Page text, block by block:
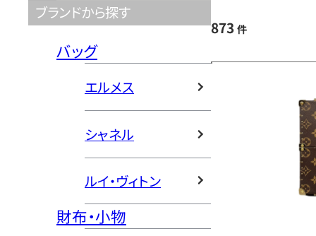
ブランドから探す
バッグ
エルメス
シャネル
ルイ・ヴィトン
財布・小物
873 件